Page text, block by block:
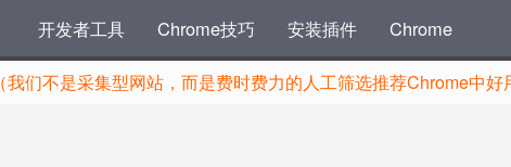
开发者工具 Chrome技巧 安装插件 Chrome
（我们不是采集型网站，而是费时费力的人工筛选推荐Chrome中好